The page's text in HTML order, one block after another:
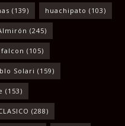
(139) huachipato (103)
(245)
(105)
Solari (159)
(153)
(288)